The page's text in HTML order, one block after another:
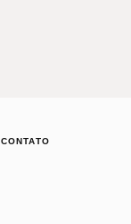
CONTATO